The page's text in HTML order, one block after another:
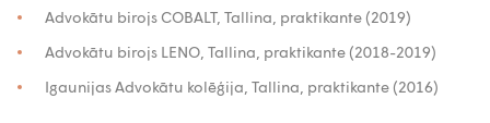
Advokātu birojs COBALT, Tallina, praktikante (2019)
Advokātu birojs LENO, Tallina, praktikante (2018-2019)
Igaunijas Advokātu kolēģija, Tallina, praktikante (2016)